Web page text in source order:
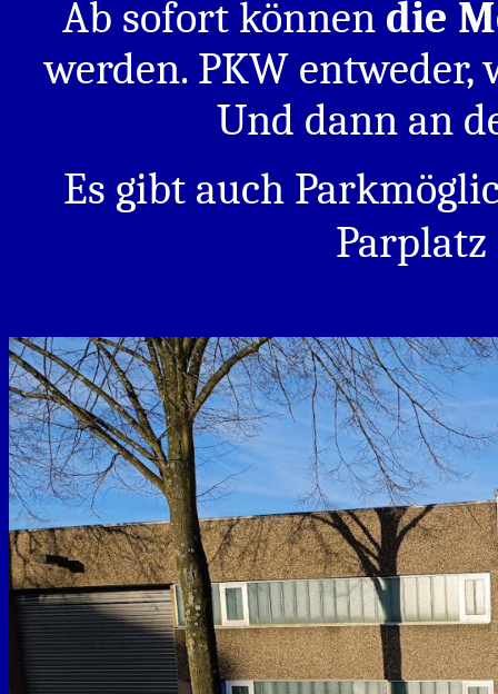
Ab sofort könnendie
werden. PKW
Und dann an
Es gibt auch
Parplatz